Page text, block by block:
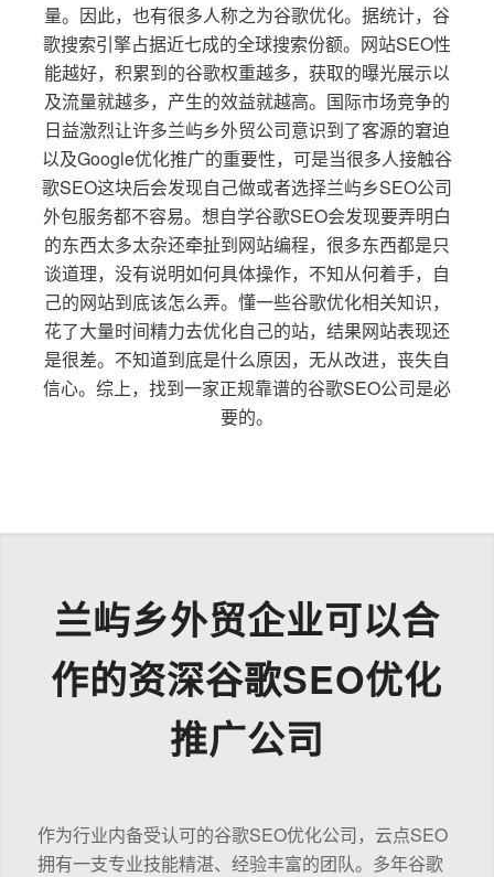
量。因此，也有很多人称之为谷歌优化。据统计，谷
歌搜索引擎占据近七成的全球搜索份额。网站SEO性
能越好，积累到的谷歌权重越多，获取的曝光展示以
及流量就越多，产生的效益就越高。国际市场竞争的
日益激烈让许多兰屿乡外贸公司意识到了客源的窘迫
以及Google优化推广的重要性，可是当很多人接触谷
歌SEO这块后会发现自己做或者选择兰屿乡SEO公司
外包服务都不容易。想自学谷歌SEO会发现要弄明白
的东西太多太杂还牵扯到网站编程，很多东西都是只
谈道理，没有说明如何具体操作，不知从何着手，自
己的网站到底该怎么弄。懂一些谷歌优化相关知识，
花了大量时间精力去优化自己的站，结果网站表现还
是很差。不知道到底是什么原因，无从改进，丧失自
信心。综上，找到一家正规靠谱的谷歌SEO公司是必
要的。
兰屿乡外贸企业可以合
作的资深谷歌SEO优化
推广公司
作为行业内备受认可的谷歌SEO优化公司，云点SEO
拥有一支专业技能精湛、经验丰富的团队。多年谷歌